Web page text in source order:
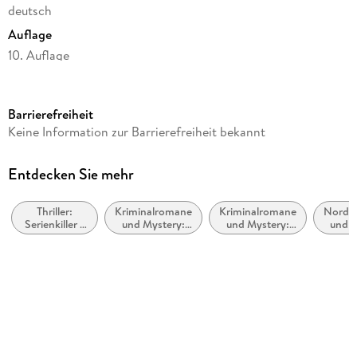
deutsch
Auflage
10. Auflage
Reihe
Autor/Autorin
Verlag/Hersteller
FISCHER Taschenbuch
Barrierefreiheit
Keine Information zur Barrierefreiheit bekannt
Entdecken Sie mehr
Thriller:
Serienkiller /
Serienmörder
Kriminalromane
und Mystery:
Cosy Mystery
Kriminalromane
und Mystery:
weibliche
und